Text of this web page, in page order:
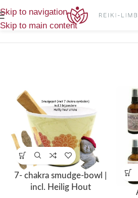
Skip to navigation
Skip to main content
Producten getagged “Palo Santo”
7- chakra smudge-bowl |
incl. Heilig Hout